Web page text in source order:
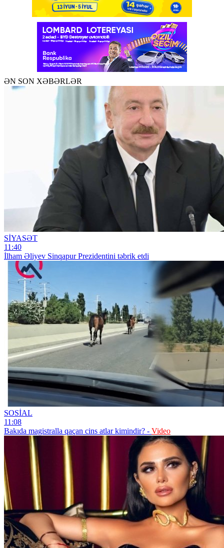
ƏN SON XƏBƏRLƏR
SİYASƏT
11:40
İlham Əliyev Sinqapur Prezidentini təbrik etdi
SOSİAL
11:08
Bakıda magistralla qaçan cins atlar kimindir? - Video